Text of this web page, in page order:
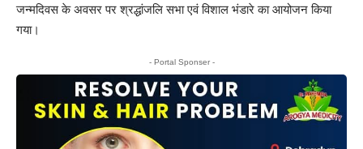
जन्मदिवस के अवसर पर श्रद्धांजलि सभा एवं विशाल भंडारे का आयोजन किया
गया।
- Portal Sponser -